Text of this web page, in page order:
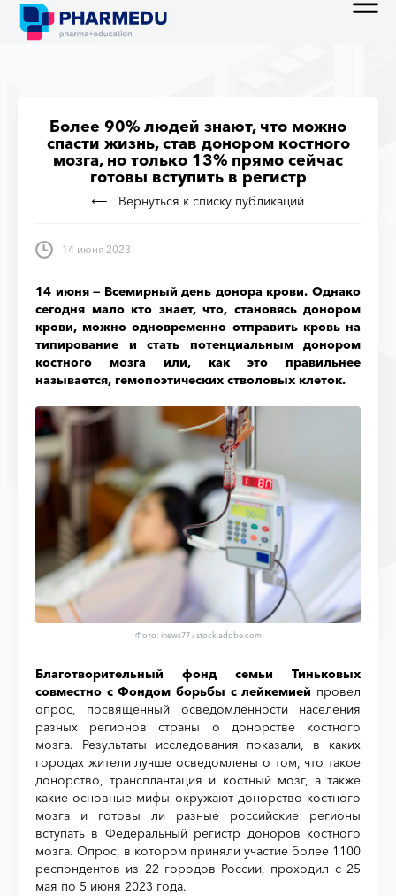
Более 90% людей знают, что можно
спасти жизнь, став донором костного
мозга, но только 13% прямо сейчас
готовы вступить в регистр
Вернуться к списку публикаций
14 июня 2023
14 июня — Всемирный день донора крови. Однако
сегодня мало кто знает, что, становясь донором
крови, можно одновременно отправить кровь на
типирование и стать потенциальным донором
костного мозга или, как это правильнее
называется, гемопоэтических стволовых клеток.
Фото: inews77 / stock.adobe.com
Благотворительный фонд семьи Тиньковых
совместно с Фондом борьбы с лейкемией провел
опрос, посвященный осведомленности населения
разных регионов страны о донорстве костного
мозга. Результаты исследования показали, в каких
городах жители лучше осведомлены о том, что такое
донорство, трансплантация и костный мозг, а также
какие основные мифы окружают донорство костного
мозга и готовы ли разные российские регионы
вступать в Федеральный регистр доноров костного
мозга. Опрос, в котором приняли участие более 1100
респондентов из 22 городов России, проходил с 25
мая по 5 июня 2023 года.